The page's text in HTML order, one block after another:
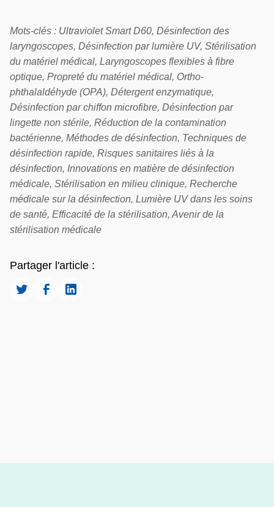
Mots-clés : Ultraviolet Smart D60, Désinfection des
laryngoscopes, Désinfection par lumière UV, Stérilisation
du matériel médical, Laryngoscopes flexibles à fibre
optique, Propreté du matériel médical, Ortho-
phthalaldéhyde (OPA), Détergent enzymatique,
Désinfection par chiffon microfibre, Désinfection par
lingette non stérile, Réduction de la contamination
bactérienne, Méthodes de désinfection, Techniques de
désinfection rapide, Risques sanitaires liés à la
désinfection, Innovations en matière de désinfection
médicale, Stérilisation en milieu clinique, Recherche
médicale sur la désinfection, Lumière UV dans les soins
de santé, Efficacité de la stérilisation, Avenir de la
stérilisation médicale
Partager l'article :